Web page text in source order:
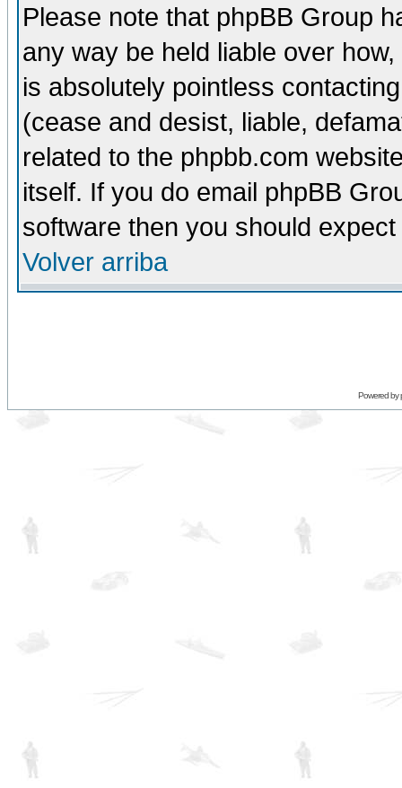
Please note that phpBB Group
any way be held liable over
is absolutely pointless
(cease and desist, liable,
related to the phpbb.com
itself. If you do email phpBB
software then you should
Volver arriba
Powered by